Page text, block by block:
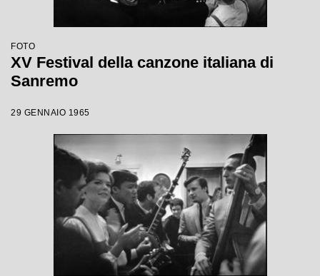
FOTO
XV Festival della canzone italiana di
Sanremo
29 GENNAIO 1965